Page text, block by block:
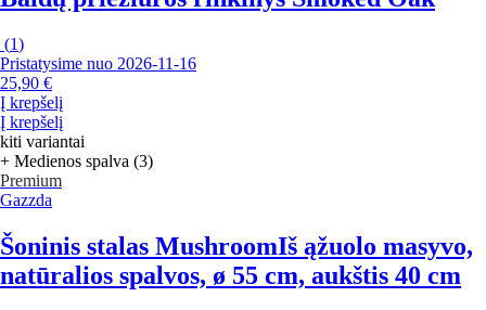
(1)
Pristatysime nuo 2026‑11‑16
25,90 €
Į krepšelį
Į krepšelį
kiti variantai
+ Medienos spalva (3)
Premium
Gazzda
Šoninis stalas MushroomIš ąžuolo masyvo,
natūralios spalvos, ø 55 cm, aukštis 40 cm